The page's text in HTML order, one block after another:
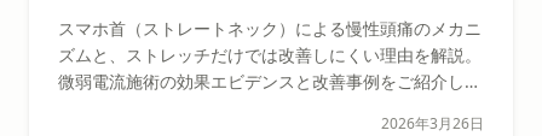
痛に微弱電流施術が効く理由
スマホ首（ストレートネック）による慢性頭痛のメカニ
ズムと、ストレッチだけでは改善しにくい理由を解説。
微弱電流施術の効果エビデンスと改善事例をご紹介しま
2026年3月26日